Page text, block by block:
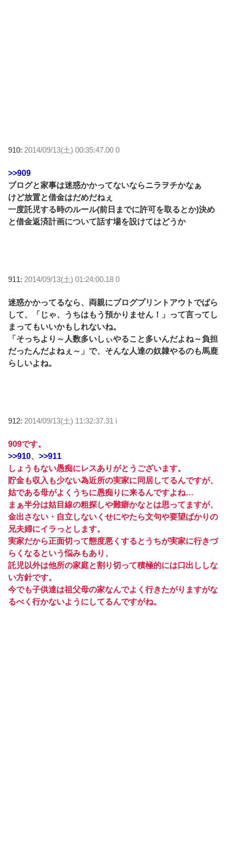
910: 2014/09/13(土) 00:35:47.00 0
>>909
ブログと家事は迷惑かかってないならニラヲチかなぁ
けど放置と借金はだめだねぇ
一度託児する時のルール(前日までに許可を取るとか)決め
と借金返済計画について話す場を設けてはどうか
911: 2014/09/13(土) 01:24:00.18 0
迷惑かかってるなら、両親にブログプリントアウトでばら
して、「じゃ、うちはもう預かりません！」って言ってし
まってもいいかもしれないね。
「そっちより～人数多いしぃやること多いんだよね～負担
だったんだよねぇ～」で、そんな人達の奴隷やるのも馬鹿
らしいよね。
912: 2014/09/13(土) 11:32:37.31 i
909です。
>>910、 >>911
しょうもない愚痴にレスありがとうございます。
貯金も収入も少ない為近所の実家に同居してるんですが、
姑である母がよくうちに愚痴りに来るんですよね…
まぁ半分は姑目線の粗探しや難癖かなとは思ってますが、
金出さない・自立しないくせにやたら文句や要望ばかりの
兄夫婦にイラっとします。
実家だから正面切って態度悪くするとうちが実家に行きづ
らくなるという悩みもあり、
託児以外は他所の家庭と割り切って積極的には口出ししな
い方針です。
今でも子供達は祖父母の家なんでよく行きたがりますがな
るべく行かないようにしてるんですがね。